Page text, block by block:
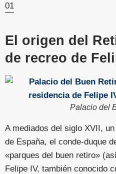
01
El origen del
de recreo de
Palacio del
A mediados del siglo XVII,
de España, el conde-duque
«parques del buen retiro»
Felipe IV, también conocido